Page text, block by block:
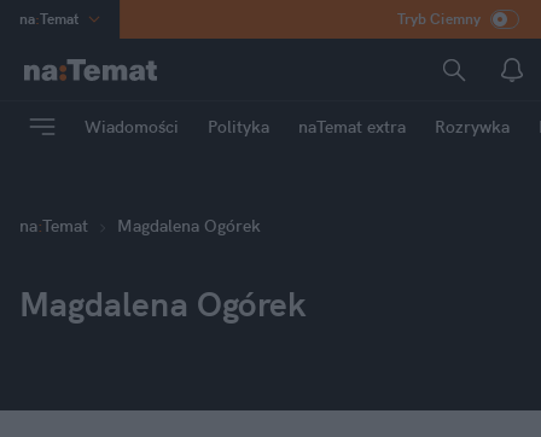
na:Temat
Poland
mama
Rozrywka
Tryb Ciemny
Wiadomości Polityka naTemat extra Rozrywka
na:Temat Magdalena Ogórek
Magdalena Ogórek